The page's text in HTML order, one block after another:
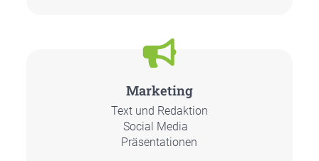
Mar­ke­ting
Text und Redak­ti­on
Social Media
Prä­sen­ta­tio­nen